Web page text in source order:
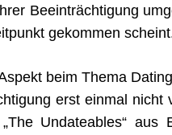
Beeinträchtigung
gekommen
beim Thema
erst einmal
Undateables“ aus